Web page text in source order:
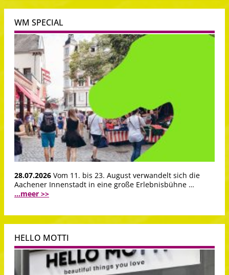
WM SPECIAL
28.07.2026 Vom 11. bis 23. August verwandelt sich die
Aachener Innenstadt in eine große Erlebnisbühne …
...meer >>
HELLO MOTTI